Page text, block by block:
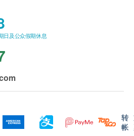
际优质标准cGMP(优良制造规
产品安全、稳定、高效，是现
1-2粒，建议餐后服用。
500毫克、月见草油(9% 丙种亚
区，需额外收取附加费
）。 卓营方会于送货前透过电
安排。
3-5个工作天内安排发货。
因节日而有所影响。 当八号
雨警告生效时，送货服务时间
关货品的供应情况再作最后
未能提供任何订
health.ESDlife有权拒绝接受该
日及公众假期休息
转
帐